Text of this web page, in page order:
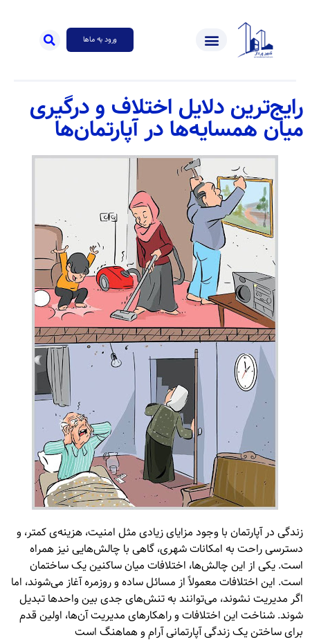
ورود به ماها
رایج‌ترین دلایل اختلاف و درگیری
میان همسایه‌ها در آپارتمان‌ها
زندگی در آپارتمان با وجود مزایای زیادی مثل امنیت، هزینه‌ی کمتر، و
دسترسی راحت به امکانات شهری، گاهی با چالش‌هایی نیز همراه
است. یکی از این چالش‌ها، اختلافات میان ساکنین یک ساختمان
است. این اختلافات معمولاً از مسائل ساده و روزمره آغاز می‌شوند، اما
اگر مدیریت نشوند، می‌توانند به تنش‌های جدی بین واحدها تبدیل
شوند. شناخت این اختلافات و راهکارهای مدیریت آن‌ها، اولین قدم
برای ساختن یک زندگی آپارتمانی آرام و هماهنگ است